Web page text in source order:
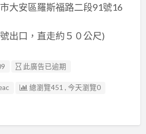
大安區羅斯福路二段91號16
出口，直走約５０公尺)
此廣告已逾期
總瀏覽451 , 今天瀏覽0